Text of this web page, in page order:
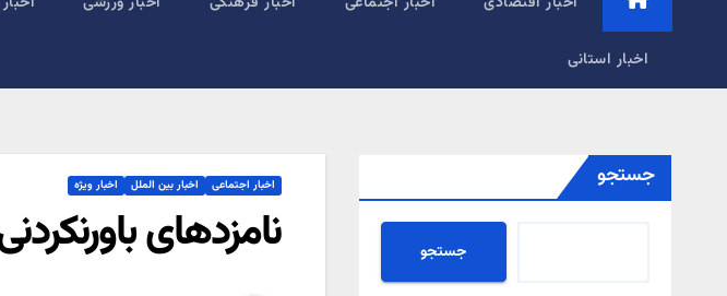
اخبار استانی
جستجو
جستجو
اخبار اجتماعی اخبار بین الملل اخبار ویژه
نامزدهای